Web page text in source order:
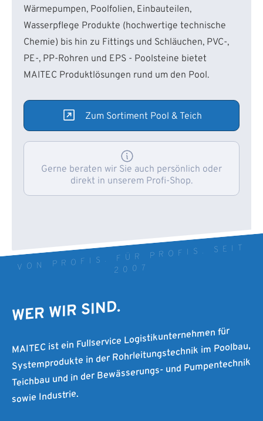
Wärmepumpen, Poolfolien, Einbauteilen,
Wasserpflege Produkte (hochwertige technische
Chemie) bis hin zu Fittings und Schläuchen, PVC-,
PE-, PP-Rohren und EPS - Poolsteine bietet
MAITEC Produktlösungen rund um den Pool.
Zum Sortiment Pool & Teich
Gerne beraten wir Sie auch persönlich oder
direkt in unserem Profi-Shop.
VON PROFIS. FÜR PROFIS. SEIT
2007
WER WIR SIND.
MAITEC ist ein Fullservice Logistikunternehmen für
Systemprodukte in der Rohrleitungstechnik im Poolbau,
Teichbau und in der Bewässerungs- und Pumpentechnik
sowie Industrie.